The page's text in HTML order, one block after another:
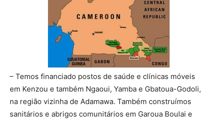
– Temos financiado postos de saúde e clínicas móveis
em Kenzou e também Ngaoui, Yamba e Gbatoua-Godoli,
na região vizinha de Adamawa. Também construímos
sanitários e abrigos comunitários em Garoua Boulai e